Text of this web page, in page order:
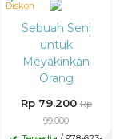
Diskon
Sebuah Seni
untuk
Meyakinkan
Orang
Rp 79.200 Rp
99.000